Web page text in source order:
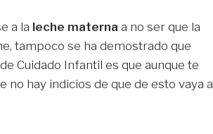
a la leche materna a no ser que la
tampoco se ha demostrado que
Cuidado Infantil es que aunque te
no hay indicios de que de esto vaya a